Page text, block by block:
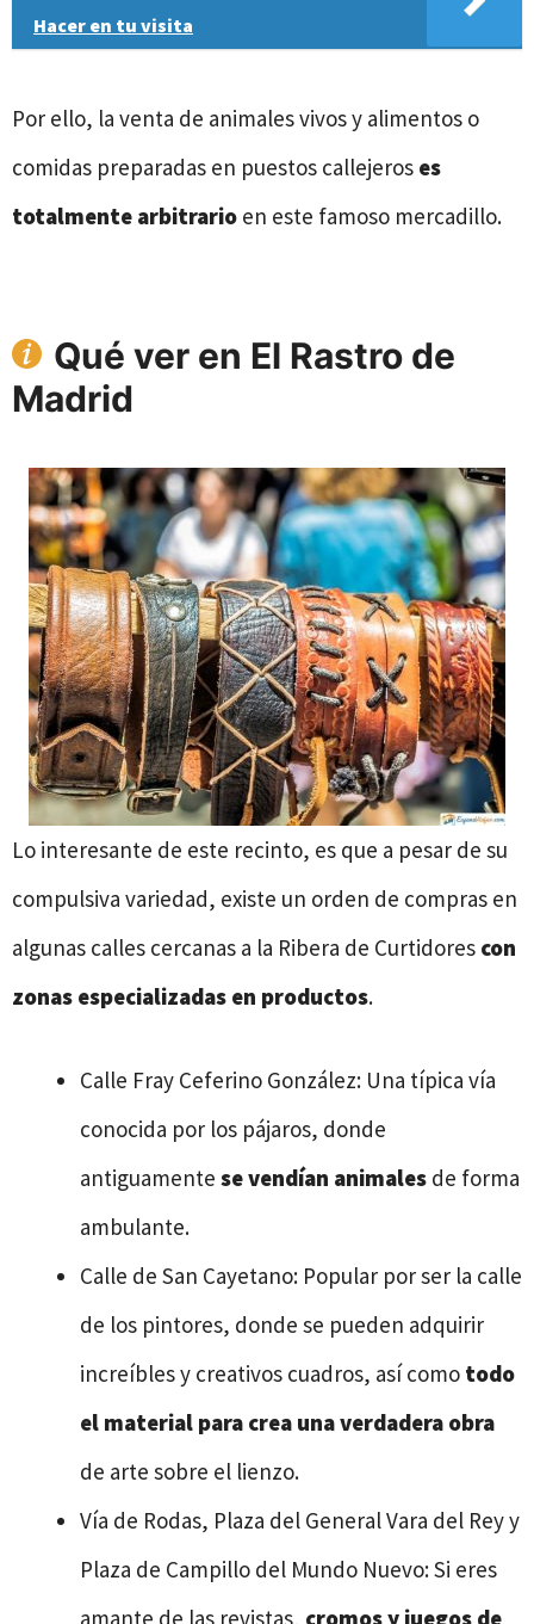
Hacer en tu visita
Por ello, la venta de animales vivos y alimentos o
comidas preparadas en puestos callejeros es
totalmente arbitrario en este famoso mercadillo.
Qué ver en El Rastro de
Madrid
Lo interesante de este recinto, es que a pesar de su
compulsiva variedad, existe un orden de compras en
algunas calles cercanas a la Ribera de Curtidores con
zonas especializadas en productos.
Calle Fray Ceferino González: Una típica vía
conocida por los pájaros, donde
antiguamente se vendían animales de forma
ambulante.
Calle de San Cayetano: Popular por ser la calle
de los pintores, donde se pueden adquirir
increíbles y creativos cuadros, así como todo
el material para crea una verdadera obra
de arte sobre el lienzo.
Vía de Rodas, Plaza del General Vara del Rey y
Plaza de Campillo del Mundo Nuevo: Si eres
amante de las revistas, cromos y juegos de